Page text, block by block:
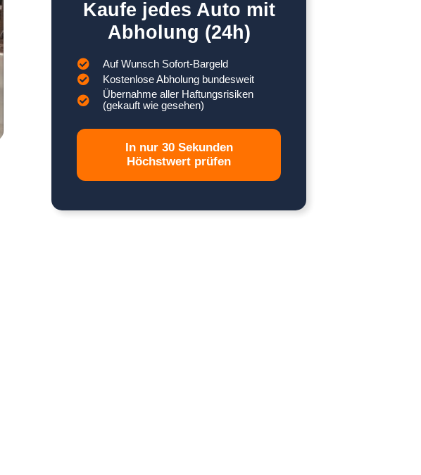
Kaufe jedes Auto mit
Abholung (24h)
Auf Wunsch Sofort-Bargeld
Kostenlose Abholung bundesweit
Übernahme aller Haftungsrisiken
(gekauft wie gesehen)
In nur 30 Sekunden
Höchstwert prüfen